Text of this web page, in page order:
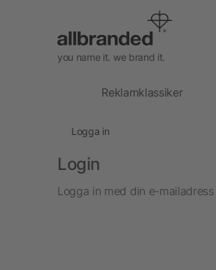
you name it. we brand it.
Reklamklassiker
Logga in
Login
Logga in med din e-